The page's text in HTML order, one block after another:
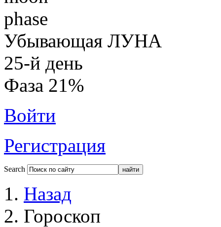
Убывающая ЛУНА
25-й день
Фаза 21%
Войти
Регистрация
Search
Назад
Гороскоп